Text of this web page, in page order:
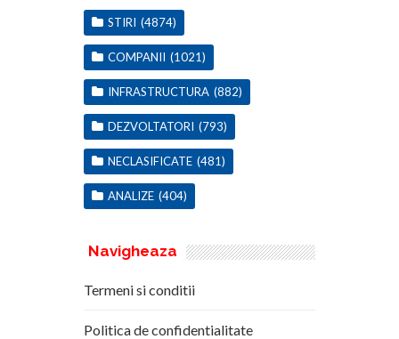
STIRI (4874)
COMPANII (1021)
INFRASTRUCTURA (882)
DEZVOLTATORI (793)
NECLASIFICATE (481)
ANALIZE (404)
Navigheaza
Termeni si conditii
Politica de confidentialitate